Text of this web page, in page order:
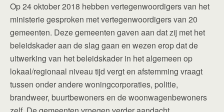
Op 24 oktober 2018 hebben vertegenwoordigers van het
ministerie gesproken met vertegenwoordigers van 20
gemeenten. Deze gemeenten gaven aan dat zij met het
beleidskader aan de slag gaan en wezen erop dat de
uitwerking van het beleidskader in het algemeen op
lokaal/regionaal niveau tijd vergt en afstemming vraagt
tussen onder andere woningcorporaties, politie,
brandweer, buurtbewoners en de woonwagenbewoners